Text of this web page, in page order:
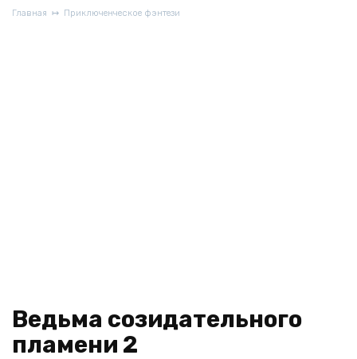
Главная Приключенческое фэнтези
Ведьма созидательного
пламени 2